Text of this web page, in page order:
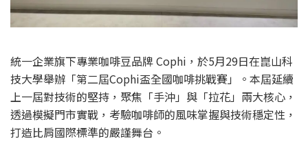
統一企業旗下專業咖啡豆品牌 Cophi，於5月29日在崑山科
技大學舉辦「第二屆Cophi盃全國咖啡挑戰賽」。本屆延續
上一屆對技術的堅持，聚焦「手沖」與「拉花」兩大核心，
透過模擬門市實戰，考驗咖啡師的風味掌握與技術穩定性，
打造比肩國際標準的嚴謹舞台。